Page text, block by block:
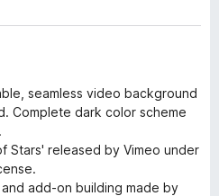
e
o
x
seamless video background
Complete dark color scheme
Stars' released by Vimeo under
add-on building made by